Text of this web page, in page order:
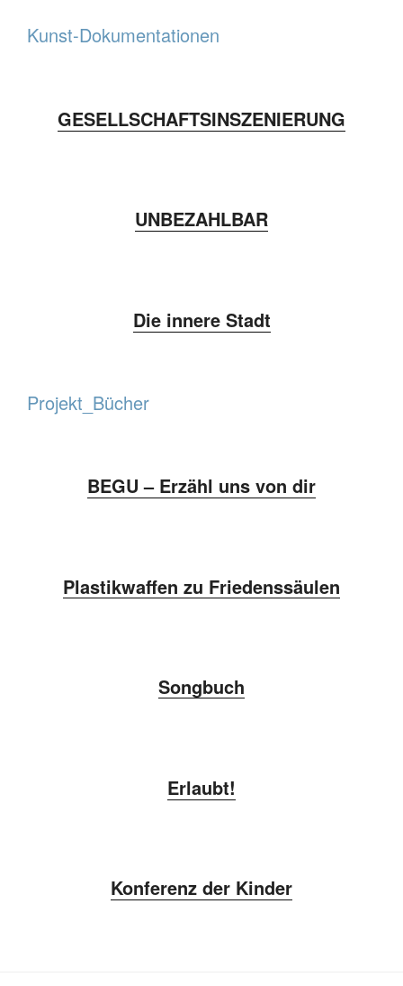
Kunst-Dokumentationen
GESELLSCHAFTSINSZENIERUNG
UNBEZAHLBAR
Die innere Stadt
Projekt_Bücher
BEGU – Erzähl uns von dir
Plastikwaffen zu Friedenssäulen
Songbuch
Erlaubt!
Konferenz der Kinder